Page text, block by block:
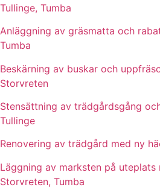
Tullinge, Tumba
Anläggning av gräsmatta och
Tumba
Beskärning av buskar och
Storvreten
Stensättning av trädgårdsgång
Tullinge
Renovering av trädgård med ny
Läggning av marksten på uteplats
Storvreten, Tumba